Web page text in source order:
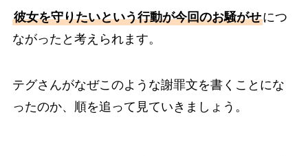
彼女を守りたいという行動が今回のお騒がせにつ
ながったと考えられます。
テグさんがなぜこのような謝罪文を書くことにな
ったのか、順を追って見ていきましょう。